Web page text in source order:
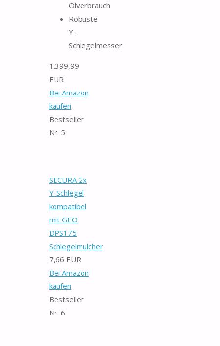
Ölverbrauch
Robuste
Y-
Schlegelmesser
1.399,99
EUR
Bei Amazon
kaufen
Bestseller
Nr. 5
SECURA 2x
Y-Schlegel
kompatibel
mit GEO
DPS175
Schlegelmulcher
7,66 EUR
Bei Amazon
kaufen
Bestseller
Nr. 6